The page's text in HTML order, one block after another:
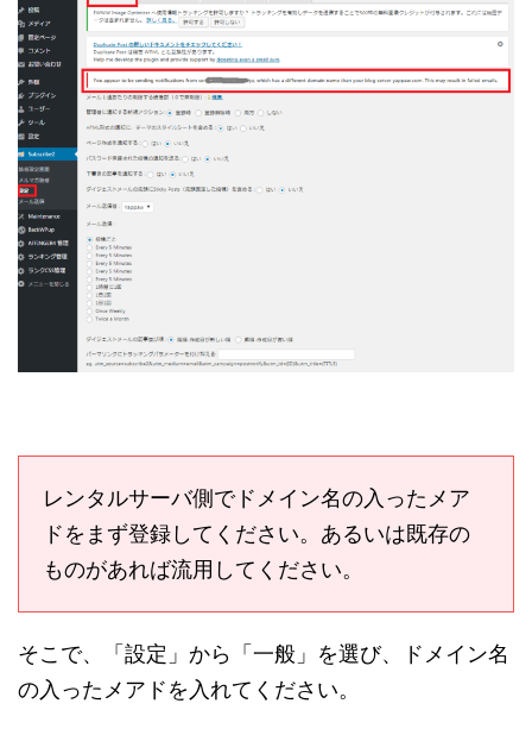
レンタルサーバ側でドメイン名の入ったメア
ドをまず登録してください。あるいは既存の
ものがあれば流用してください。
そこで、「設定」から「一般」を選び、ドメイン名
の入ったメアドを入れてください。